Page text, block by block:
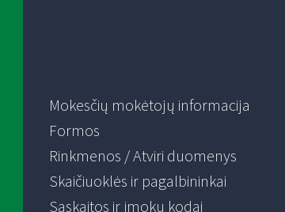
Mokesčių mokėtojų informacija
Formos
Rinkmenos / Atviri duomenys
Skaičiuoklės ir pagalbininkai
Sąskaitos ir įmokų kodai